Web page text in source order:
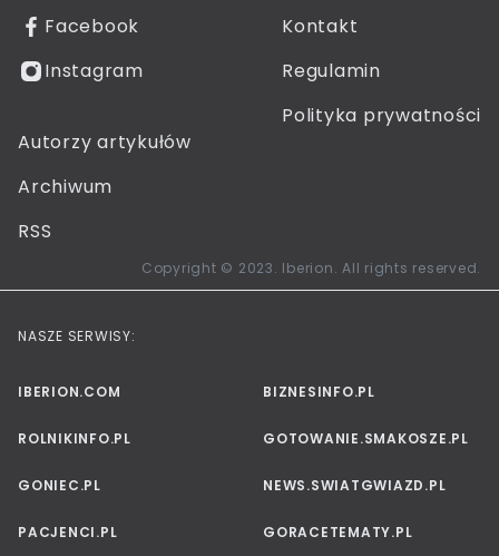
Facebook
Instagram
Kontakt
Regulamin
Polityka prywatności
Autorzy artykułów
Archiwum
RSS
Copyright © 2023. Iberion. All rights reserved.
NASZE SERWISY:
IBERION.COM BIZNESINFO.PL
ROLNIKINFO.PL GOTOWANIE.SMAKOSZE.PL
GONIEC.PL NEWS.SWIATGWIAZD.PL
PACJENCI.PL GORACETEMATY.PL